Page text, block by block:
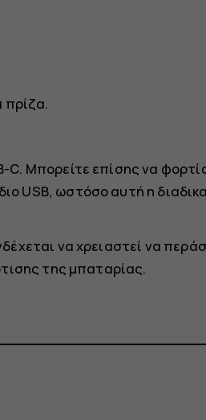
πρίζα.
C. Μπορείτε επίσης να
USB, ωστόσο αυτή η
να χρειαστεί να
της μπαταρίας.